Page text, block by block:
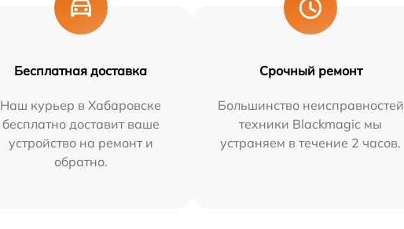
Бесплатная доставка
Наш курьер в Хабаровске
бесплатно доставит ваше
устройство на ремонт и
обратно.
Срочный ремонт
Большинство неисправностей
техники Blackmagic мы
устраняем в течение 2 часов.